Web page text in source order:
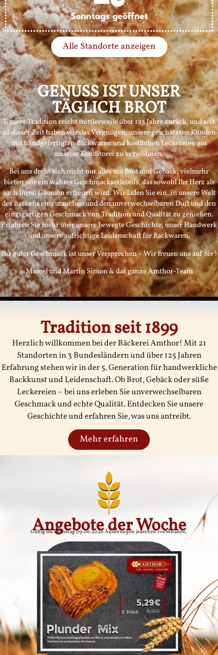
Sonntags geöffnet
Alle Standorte anzeigen
GENUSS IST UNSER
TÄGLICH BROT
Unsere Tradition reicht mittlerweile über 125 Jahre zurück, und seit
all dieser Zeit haben wir das Vergnügen, unsere geschätzten Kunden
mit handgefertigten Backwaren und köstlichen Leckereien aus
unserer Konditorei zu verwöhnen.
Bei uns dreht sich nicht nur alles um Brot und Gebäck; vielmehr
bieten wir ein wahres Geschmackserlebnis, das sowohl Ihr Herz als
auch Ihren Gaumen erfreuen wird. Wir laden Sie ein, in unsere Welt
des Backens einzutauchen und den unverwechselbaren Duft und den
einzigartigen Geschmack von Tradition und Qualität zu genießen.
Erfahren Sie mehr über unsere bewegte Geschichte, unser Handwerk
und unsere aufrichtige Leidenschaft für Backwaren.
Ihr guter Geschmack ist unser Versprechen – Wir freuen uns auf Sie!
Marcel und Martin Simon & das ganze Amthor-Team
Tradition seit 1899
Herzlich willkommen bei der Bäckerei Amthor! Mit 21
Standorten in 3 Bundesländern und über 125 Jahren
Erfahrung stehen wir in der 5. Generation für handwerkliche
Backkunst und Leidenschaft. Ob Brot, Gebäck oder süße
Leckereien – bei uns erleben Sie unverwechselbaren
Geschmack und echte Qualität. Entdecken Sie unsere
Geschichte und erfahren Sie, was uns antreibt.
Mehr erfahren
Angebote der Woche
Gültig bis Dienstag 09.06.2026 Änderungen jederzeit vorbehalten.